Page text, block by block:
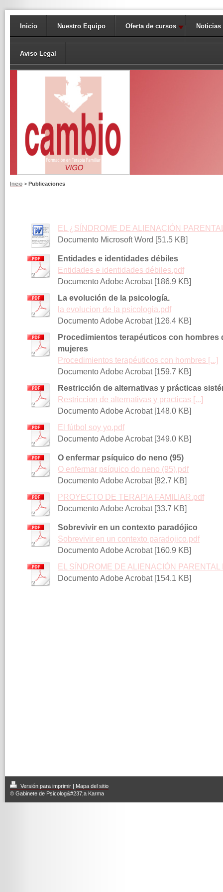
Inicio Nuestro Equipo Oferta de cursos Noticias
Aviso Legal
Inicio > Publicaciones
EL ¿SÍNDROME DE ALIENACIÓN
Documento Microsoft Word [51.5 KB]
Entidades e identidades débiles
Entidades e identidades débiles.pdf
Documento Adobe Acrobat [186.9 KB]
La evolución de la psicología.
la evolucion de la psicologia.pdf
Documento Adobe Acrobat [126.4 KB]
Procedimientos terapéuticos con hombres
mujeres
Procedimientos terapéuticos con hombres [...]
Documento Adobe Acrobat [159.7 KB]
Restricción de alternativas y prácticas
Restriccion de alternativas y practicas [...]
Documento Adobe Acrobat [148.0 KB]
El fútbol soy yo.pdf
Documento Adobe Acrobat [349.0 KB]
O enfermar psíquico do neno (95)
O enfermar psíquico do neno (95).pdf
Documento Adobe Acrobat [82.7 KB]
PROYECTO DE TERAPIA FAMILIAR.pdf
Documento Adobe Acrobat [33.7 KB]
Sobrevivir en un contexto paradójico
Sobrevivir en un contexto paradojico.pdf
Documento Adobe Acrobat [160.9 KB]
EL SÍNDROME DE ALIENACIÓN PARENTAL
Documento Adobe Acrobat [154.1 KB]
Versión para imprimir | Mapa del sitio
© Gabinete de Psicolog&#237;a Karma